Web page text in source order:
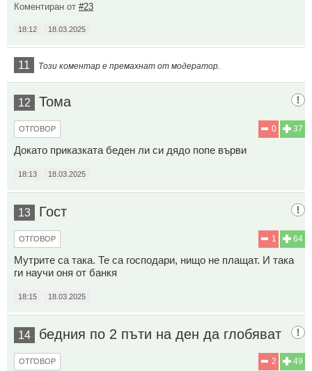
Коментиран от #23
18:12 18.03.2025
11 Този коментар е премахнат от модератор.
12 Тома
37
0
ОТГОВОР
Докато приказката беден ли си дядо попе върви
18:13 18.03.2025
13 Гост
64
1
ОТГОВОР
Мутрите са така. Те са господари, нищо не плащат. И така
ги научи оня от банкя
18:15 18.03.2025
14 бедния по 2 пъти на ден да глобяват
49
2
ОТГОВОР